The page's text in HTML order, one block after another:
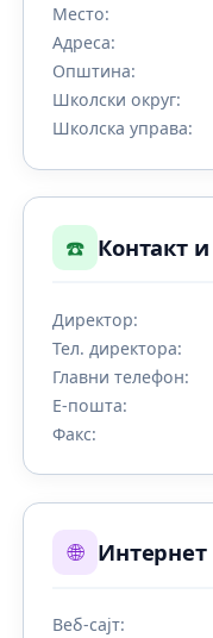
Место:
Адреса:
Општина:
Школски округ:
Школска управа:
☎️ Контакт
Директор:
Тел. директора:
Главни телефон:
Е-пошта:
Факс:
🌐
Веб-сајт: